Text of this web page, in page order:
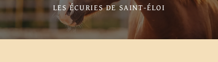
LES ÉCURIES DE SAINT-ÉLOI